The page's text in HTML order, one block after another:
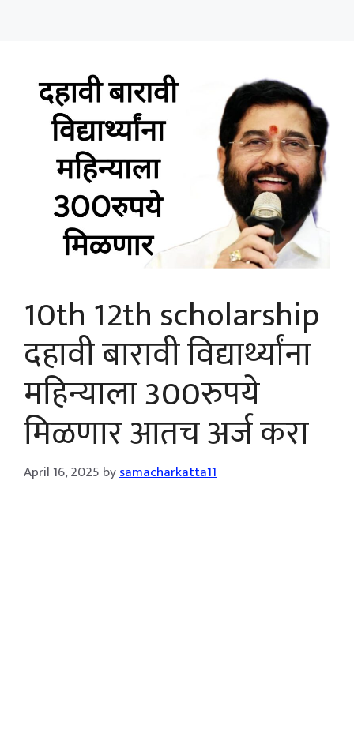
10th 12th scholarship
दहावी बारावी विद्यार्थ्यांना
महिन्याला 300रुपये
मिळणार आतच अर्ज करा
April 16, 2025 bysamacharkatta11